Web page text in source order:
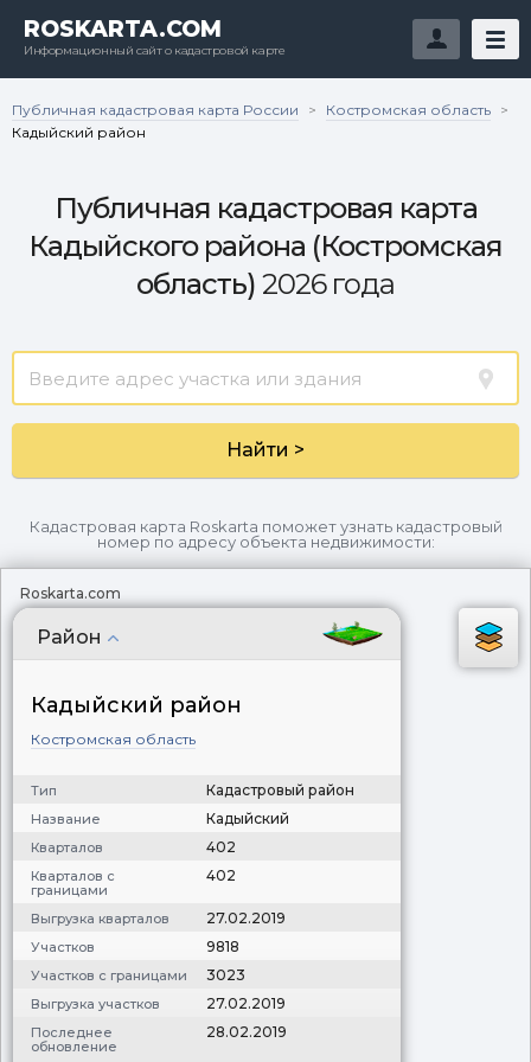
ROSKARTA.COM
Информационный сайт о кадастровой карте
Публичная кадастровая карта России > Костромская область >
Кадыйский район
Публичная кадастровая карта
Кадыйского района (Костромская
область) 2026 года
Найти >
Кадастровая карта Roskarta поможет узнать кадастровый
номер по адресу объекта недвижимости:
Roskarta.com
Район
Кадыйский район
Костромская область
Тип Кадастровый район
Название Кадыйский
Кварталов 402
Кварталов с
границами
402
Выгрузка кварталов 27.02.2019
Участков 9818
Участков с границами 3023
Выгрузка участков 27.02.2019
Последнее
обновление
28.02.2019